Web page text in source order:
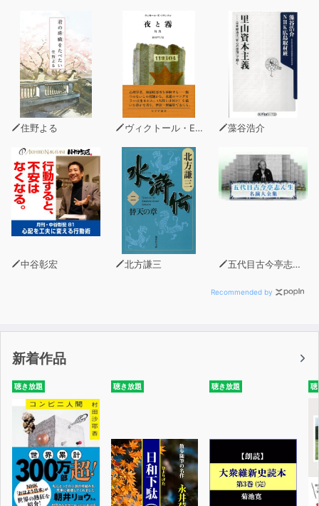
住野よる ヴィクトール・E・フランクル 藻谷浩介
中谷彰宏 北方謙三 五代目古今亭志ん生
Recommended by
新着作品
聴き放題 聴き放題 聴き放題 聴